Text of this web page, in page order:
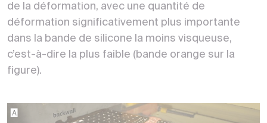
de la déformation, avec une quantité de
déformation significativement plus importante
dans la bande de silicone la moins visqueuse,
c’est-à-dire la plus faible (bande orange sur la
figure).